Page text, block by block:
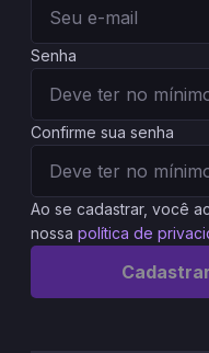
Senha
Confirme sua senha
Ao se cadastrar, você
nossa política de